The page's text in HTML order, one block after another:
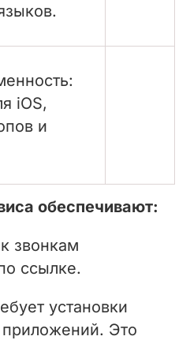
iOS,
и
обеспечивают:
звонкам
ссылке.
установки
Это